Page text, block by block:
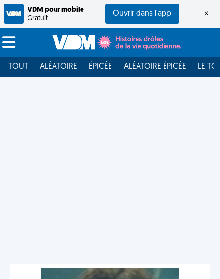
VDM pour mobile
Gratuit
Ouvrir dans l'app ×
TOUT ALÉATOIRE ÉPICÉE ALÉATOIRE ÉPICÉE LE